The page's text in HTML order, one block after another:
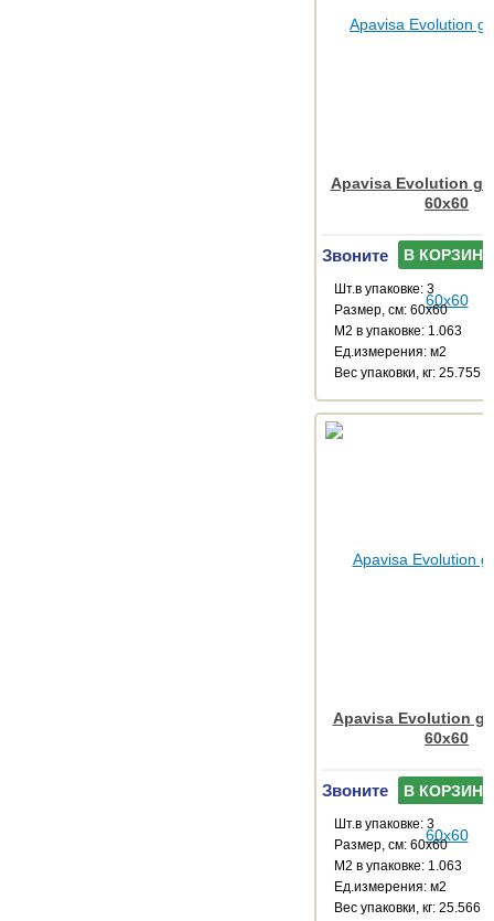
Apavisa Evolution
60x60
Звоните В КОРЗИНУ
Шт.в упаковке: 3
Размер, см: 60x60
М2 в упаковке: 1.063
Ед.измерения: м2
Веc упаковки, кг: 25.755
Apavisa Evolution
60x60
Звоните В КОРЗИНУ
Шт.в упаковке: 3
Размер, см: 60x60
М2 в упаковке: 1.063
Ед.измерения: м2
Веc упаковки, кг: 25.566